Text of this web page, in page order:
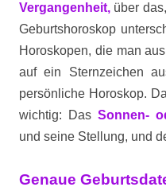
Vergangenheit, über
Geburtshoroskop
Horoskopen, die man
auf ein Sternzeichen
persönliche Horoskop.
wichtig: Das Sonnen-
und seine Stellung, und
Genaue